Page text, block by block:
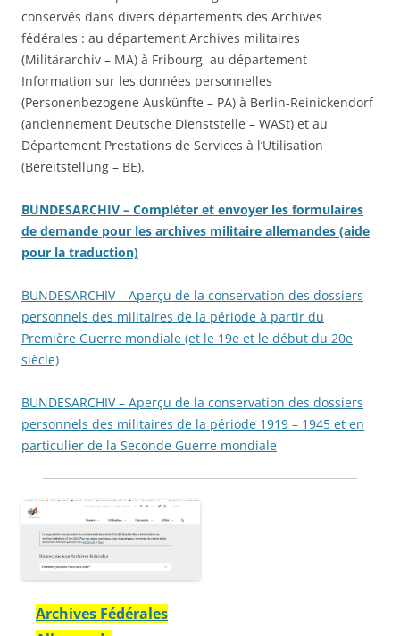
conservés dans divers départements des Archives
fédérales : au département Archives militaires
(Militärarchiv – MA) à Fribourg, au département
Information sur les données personnelles
(Personenbezogene Auskünfte – PA) à Berlin-Reinickendorf
(anciennement Deutsche Dienststelle – WASt) et au
Département Prestations de Services à l’Utilisation
(Bereitstellung – BE).
BUNDESARCHIV – Compléter et envoyer les formulaires
de demande pour les archives militaire allemandes (aide
pour la traduction)
BUNDESARCHIV – Aperçu de la conservation des dossiers
personnels des militaires de la période à partir du
Première Guerre mondiale (et le 19e et le début du 20e
siècle)
BUNDESARCHIV – Aperçu de la conservation des dossiers
personnels des militaires de la période 1919 – 1945 et en
particulier de la Seconde Guerre mondiale
Archives Fédérales